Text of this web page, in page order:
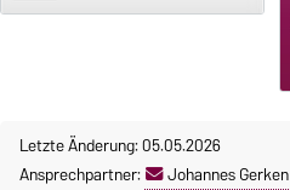
Letzte Änderung: 05.05.2026
Ansprechpartner:
Johannes Gerken